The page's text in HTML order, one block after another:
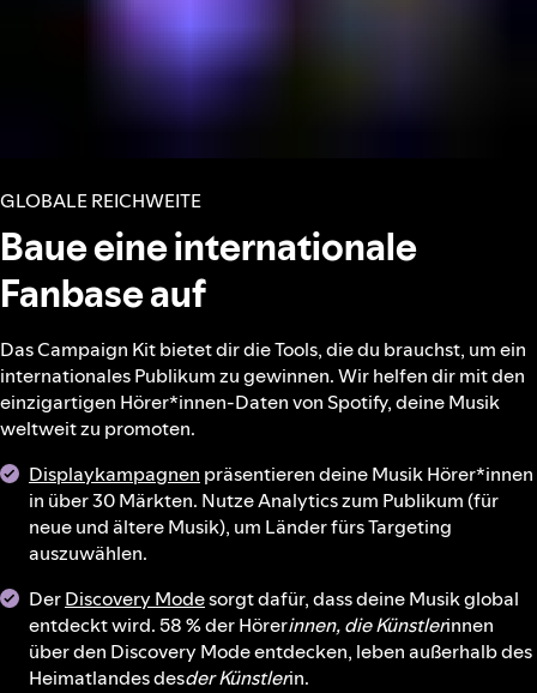
GLOBALE REICHWEITE
Baue eine internationale
Fanbase auf
Das Campaign Kit bietet dir die Tools, die du brauchst, um ein
internationales Publikum zu gewinnen. Wir helfen dir mit den
einzigartigen Hörer*innen-Daten von Spotify, deine Musik
weltweit zu promoten.
Displaykampagnen präsentieren deine Musik Hörer*innen
in über 30 Märkten. Nutze Analytics zum Publikum (für
neue und ältere Musik), um Länder fürs Targeting
auszuwählen.
DerDiscovery Modesorgt dafür, dass deine Musik global
entdeckt wird. 58 % der Hörerinnen, die Künstlerinnen
über den Discovery Mode entdecken, leben außerhalb des
Heimatlandes desder Künstlerin.